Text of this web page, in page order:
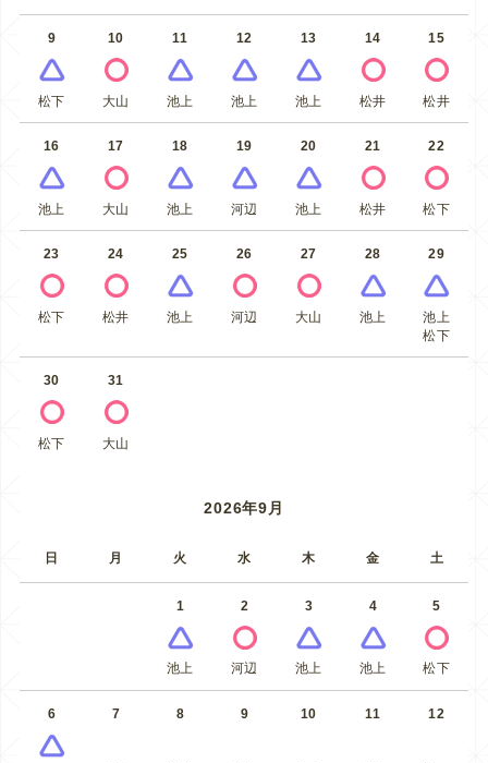
9
松下
10
大山
11
池上
12
池上
13
池上
14
松井
15
松井
16
池上
17
大山
18
池上
19
河辺
20
池上
21
松井
22
松下
23
松下
24
松井
25
池上
26
河辺
27
大山
28
池上
29
池上
松下
30
松下
31
大山
2026年9月
日 月 火 水 木 金 土
1
池上
2
河辺
3
池上
4
池上
5
松下
6 7 8 9 10 11 12